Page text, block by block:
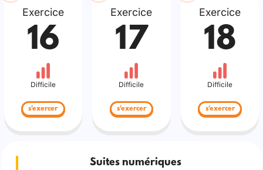
Exercice
16
Difficile
s'exercer
Exercice
17
Difficile
s'exercer
Exercice
18
Difficile
s'exercer
Suites numériques